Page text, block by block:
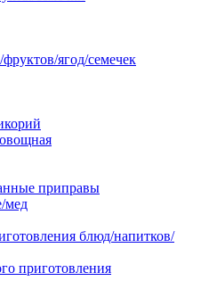
ягод/семечек
приправы
мед
блюд/напитков/
приготовления